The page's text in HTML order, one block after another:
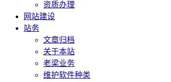
资质办理
网站建设
站务
文章归档
关于本站
老梁业务
维护软件种类